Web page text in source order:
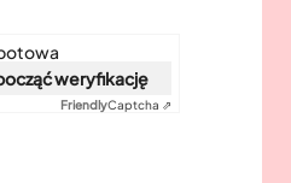
weryfikację
FriendlyCaptcha ⇗